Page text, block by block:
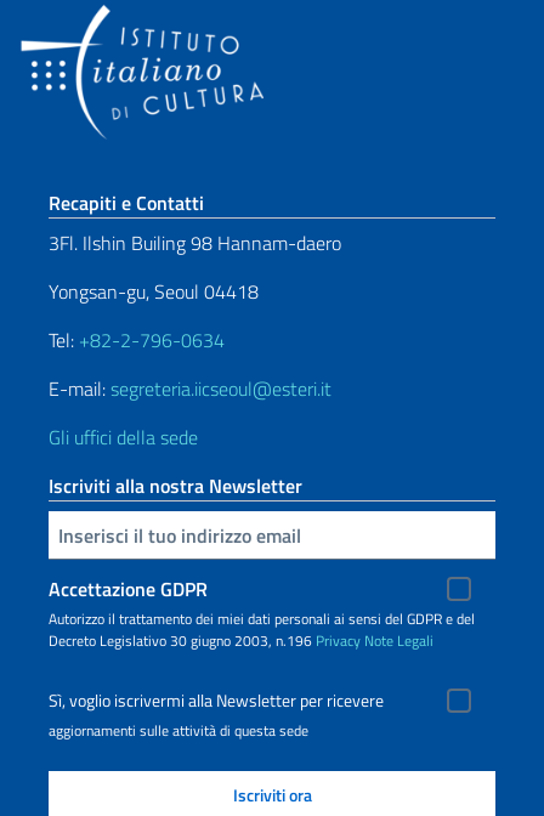
Sezione footer
Recapiti e Contatti
3Fl. Ilshin Builing 98 Hannam-daero
Yongsan-gu, Seoul 04418
Tel: +82-2-796-0634
E-mail:segreteria.iicseoul@esteri.it
Gli uffici della sede
Iscriviti alla nostra Newsletter
Inserisci la tua email
Accettazione GDPR
Autorizzo il trattamento dei miei dati personali ai sensi del GDPR e del
Decreto Legislativo 30 giugno 2003, n.196 Privacy Note Legali
Sì, voglio iscrivermi alla Newsletter per ricevere
aggiornamenti sulle attività di questa sede